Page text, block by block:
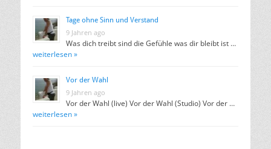
Tage ohne Sinn und Verstand
9 Jahren ago
Was dich treibt sind die Gefühle was dir bleibt ist …
weiterlesen »
Vor der Wahl
9 Jahren ago
Vor der Wahl (live) Vor der Wahl (Studio) Vor der …
weiterlesen »